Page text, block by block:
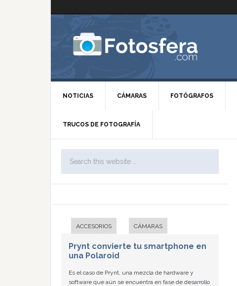
NOTICIAS CÁMARAS FOTÓGRAFOS
TRUCOS DE FOTOGRAFÍA
ACCESORIOS CÁMARAS
Prynt convierte tu smartphone en
una Polaroid
Es el caso de Prynt, una mezcla de hardware y
software que aún se encuentra en fase de desarrollo